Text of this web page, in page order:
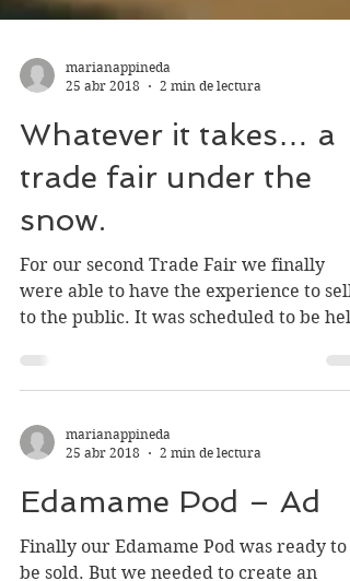
marianappineda
25 abr 2018
2 min de lectura
Whatever it takes… a
trade fair under the
snow.
For our second Trade Fair we finally
were able to have the experience to sell
to the public. It was scheduled to be
on a Saturday on...
marianappineda
25 abr 2018
2 min de lectura